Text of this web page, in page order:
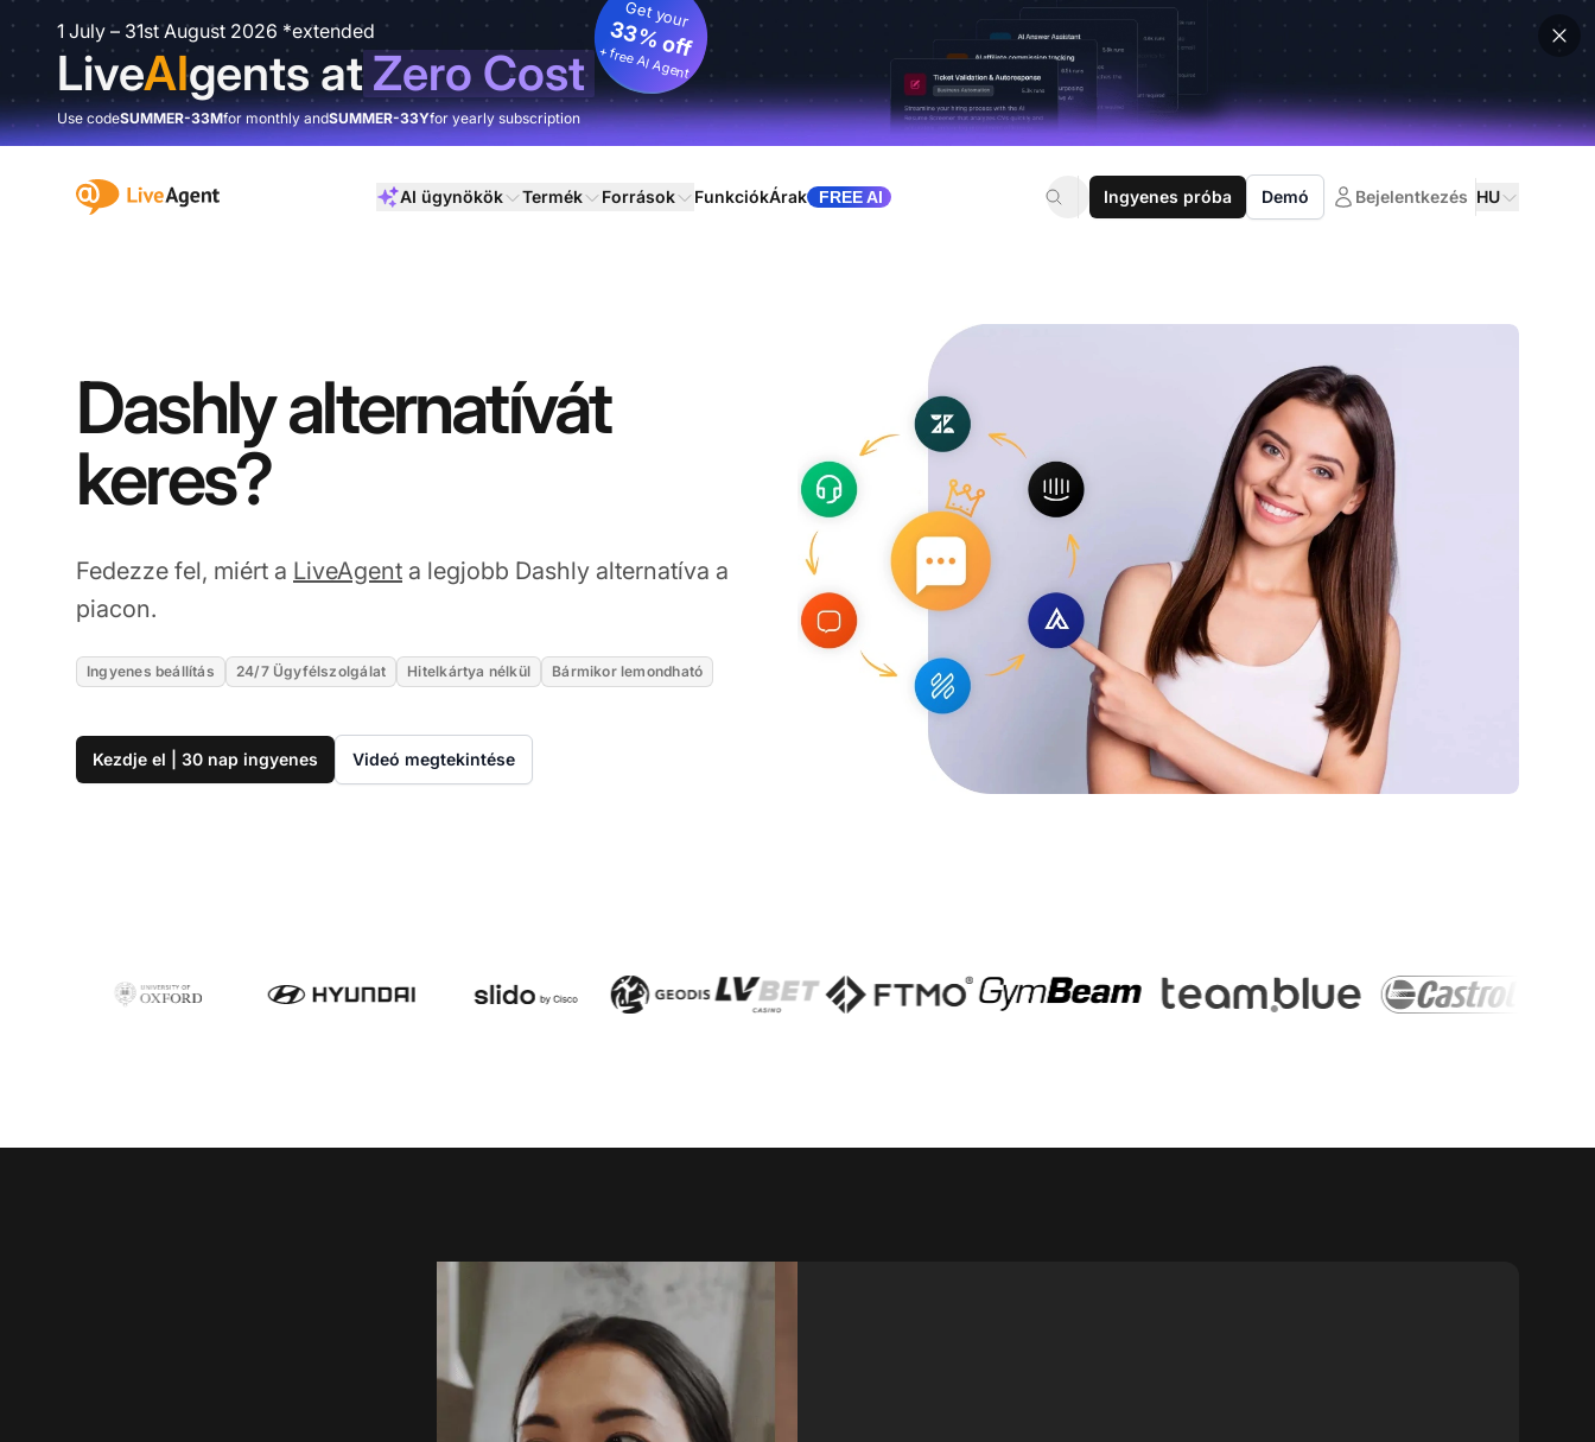
1 July – 31st August 2026 *extended
LiveAIgents atZero Cost
Get your
33% off
+ free AI Agent
Use codeSUMMER-33Mfor monthly andSUMMER-33Yfor yearly subscription
:site.title AI ügynökök Termék Források FunkciókÁrak FREE AI Ingyenes próba Demó Bejelentkezés HU
Dashly alternatívát
keres?
Fedezze fel, miért a LiveAgent a legjobb Dashly alternatíva a
piacon.
Ingyenes beállítás 24/7 Ügyfélszolgálat Hitelkártya nélkül Bármikor lemondható
Kezdje el | 30 nap ingyenes Videó megtekintése